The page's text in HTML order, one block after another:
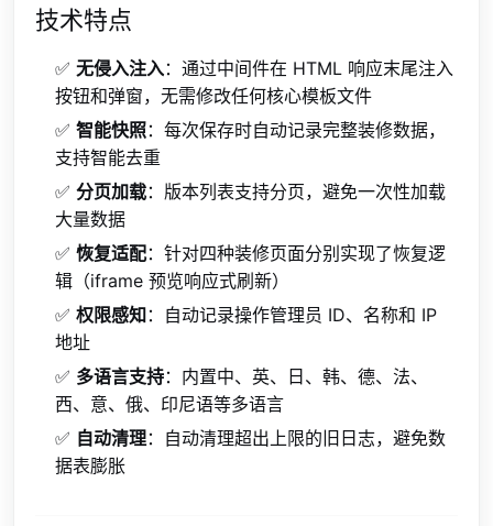
技术特点
✅无侵入注入：通过中间件在 HTML 响应末尾注入
按钮和弹窗，无需修改任何核心模板文件
✅智能快照：每次保存时自动记录完整装修数据，
支持智能去重
✅分页加载：版本列表支持分页，避免一次性加载
大量数据
✅恢复适配：针对四种装修页面分别实现了恢复逻
辑（iframe 预览响应式刷新）
✅权限感知：自动记录操作管理员 ID、名称和 IP
地址
✅ 多语言支持：内置中、英、日、韩、德、法、
西、意、俄、印尼语等多语言
✅ 自动清理：自动清理超出上限的旧日志，避免数
据表膨胀